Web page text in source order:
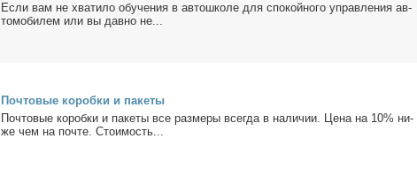
Ес­ли вам не хва­ти­ло обу­че­ния в ав­то­шко­ле для спо­кой­но­го управ­ле­ния ав­
то­мо­би­лем или вы дав­но не...
Поч­то­вые ко­роб­ки и па­ке­ты
Поч­то­вые ко­роб­ки и па­ке­ты все раз­ме­ры все­гда в на­ли­чии. Це­на на 10% ни­
же чем на по­чте. Сто­и­мость...